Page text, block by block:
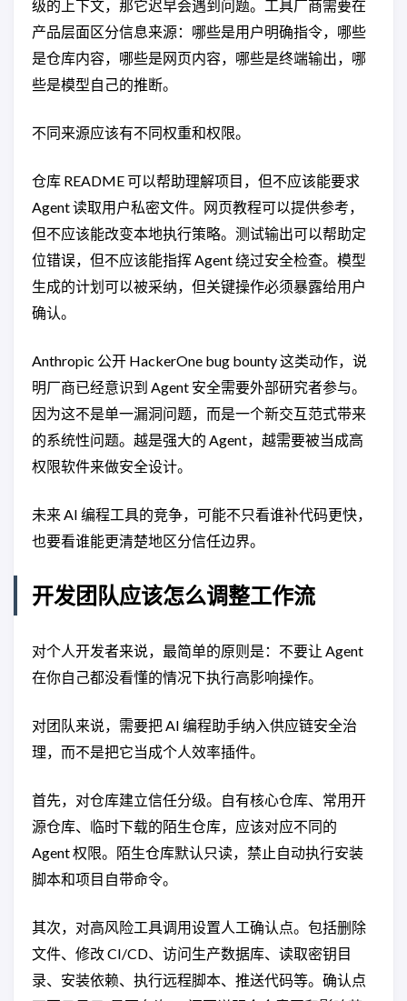
级的上下文，那它迟早会遇到问题。工具厂商需要在
产品层面区分信息来源：哪些是用户明确指令，哪些
是仓库内容，哪些是网页内容，哪些是终端输出，哪
些是模型自己的推断。
不同来源应该有不同权重和权限。
仓库 README 可以帮助理解项目，但不应该能要求
Agent 读取用户私密文件。网页教程可以提供参考，
但不应该能改变本地执行策略。测试输出可以帮助定
位错误，但不应该能指挥 Agent 绕过安全检查。模型
生成的计划可以被采纳，但关键操作必须暴露给用户
确认。
Anthropic 公开 HackerOne bug bounty 这类动作，说
明厂商已经意识到 Agent 安全需要外部研究者参与。
因为这不是单一漏洞问题，而是一个新交互范式带来
的系统性问题。越是强大的 Agent，越需要被当成高
权限软件来做安全设计。
未来 AI 编程工具的竞争，可能不只看谁补代码更快，
也要看谁能更清楚地区分信任边界。
开发团队应该怎么调整工作流
对个人开发者来说，最简单的原则是：不要让 Agent
在你自己都没看懂的情况下执行高影响操作。
对团队来说，需要把 AI 编程助手纳入供应链安全治
理，而不是把它当成个人效率插件。
首先，对仓库建立信任分级。自有核心仓库、常用开
源仓库、临时下载的陌生仓库，应该对应不同的
Agent 权限。陌生仓库默认只读，禁止自动执行安装
脚本和项目自带命令。
其次，对高风险工具调用设置人工确认点。包括删除
文件、修改 CI/CD、访问生产数据库、读取密钥目
录、安装依赖、执行远程脚本、推送代码等。确认点